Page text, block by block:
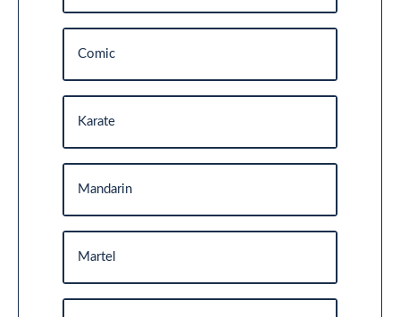
Comic
Karate
Mandarin
Martel